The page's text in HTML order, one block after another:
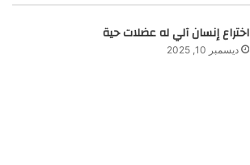
اختراع إنسان آلي له عضلات حية
ديسمبر 10, 2025